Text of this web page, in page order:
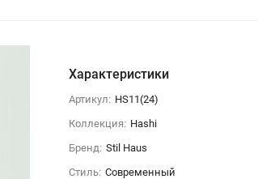
Характеристики
Артикул: HS11(24)
Коллекция: Hashi
Бренд: Stil Haus
Стиль: Современный